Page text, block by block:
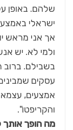
שלהם. באופן
ישראלי
אך אני מראש
ולמי לא. יש
בשבילם. ברוב
עסקים
אמצעים,
והקריפטו".
מה הופך אותך